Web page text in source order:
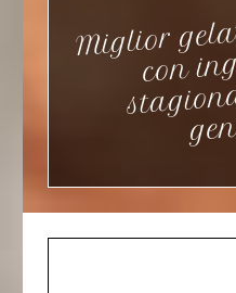
Miglior
con